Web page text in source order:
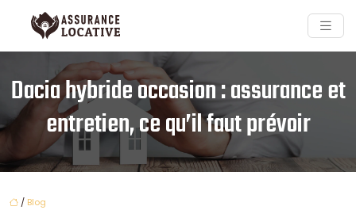
Dacia hybride occasion : assurance et
entretien, ce qu’il faut prévoir
/ Blog